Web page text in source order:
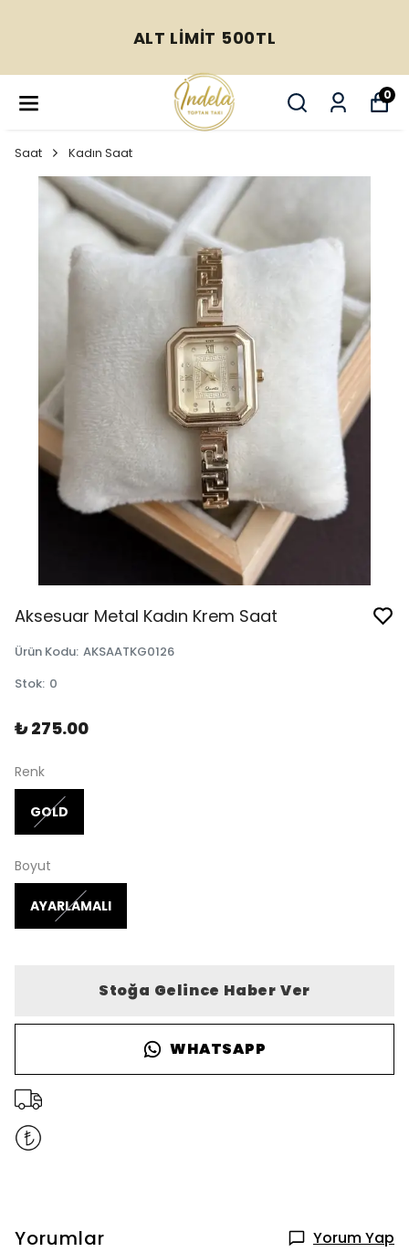
ALT LİMİT 500TL
0
Saat Kadın Saat
Aksesuar Metal Kadın Krem Saat
Ürün Kodu: AKSAATKG0126
Stok: 0
₺ 275.00
Renk
GOLD
Boyut
AYARLAMALI
Stoğa Gelince Haber Ver
WHATSAPP
Yorumlar Yorum Yap